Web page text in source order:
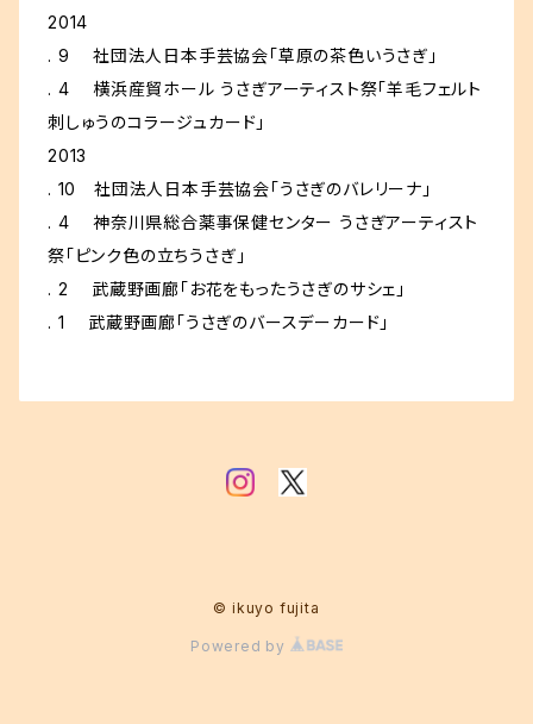
2014
. 9 社団法人日本手芸協会「草原の茶色いうさぎ」
. 4 横浜産貿ホール うさぎアーティスト祭「羊毛フェルト
刺しゅうのコラージュカード」
2013
. 10 社団法人日本手芸協会「うさぎのバレリーナ」
. 4 神奈川県総合薬事保健センター うさぎアーティスト
祭「ピンク色の立ちうさぎ」
. 2 武蔵野画廊「お花をもったうさぎのサシェ」
. 1 武蔵野画廊「うさぎのバースデーカード」
© ikuyo fujita
Powered by